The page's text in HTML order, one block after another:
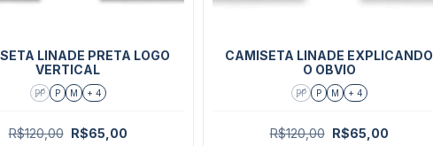
LINADE PRETA LOGO
VERTICAL
PP P M + 4
R$120,00 R$65,00
CAMISETA LINADE EXPLICANDO
O OBVIO
PP P M + 4
R$120,00 R$65,00